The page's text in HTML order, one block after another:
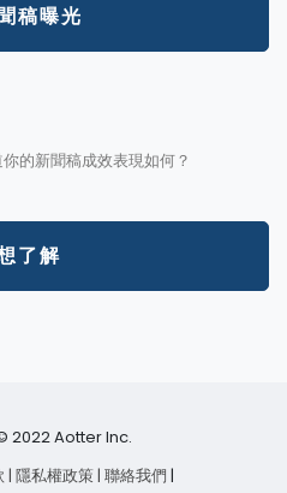
稿曝光
的新聞稿成效表現如何？
了解
2022 Aotter Inc.
| 隱私權政策| 聯絡我們 |